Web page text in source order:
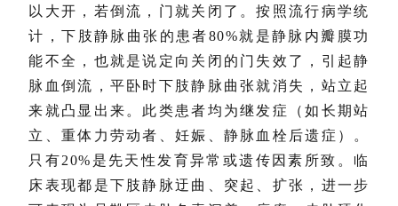
以大开，若倒流，门就关闭了。按照流行病学统
计，下肢静脉曲张的患者80%就是静脉内瓣膜功
能不全，也就是说定向关闭的门失效了，引起静
脉血倒流，平卧时下肢静脉曲张就消失，站立起
来就凸显出来。此类患者均为继发症（如长期站
立、重体力劳动者、妊娠、静脉血栓后遗症）。
只有20%是先天性发育异常或遗传因素所致。临
床表现都是下肢静脉迂曲、突起、扩张，进一步